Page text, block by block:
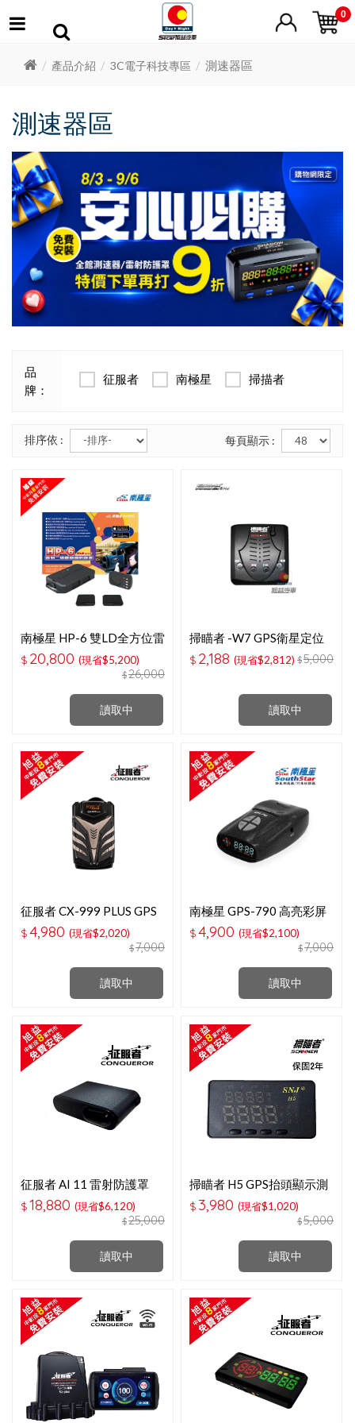
0
產品介紹 3C電子科技專區 測速器區
測速器區
品
牌：
征服者 南極星 掃描者
排序依 : 每頁顯示 :
讀取中
南極星 HP-6 雙LD全方位雷
射二極體無線防護罩
$ 20,800 (現省$5,200)
$26,000
讀取中
掃瞄者 -W7 GPS衛星定位
區間偵測固定點測速器
$ 2,188 (現省$2,812) $5,000
讀取中
征服者 CX-999 PLUS GPS
全頻雷達測速器
$4,980 (現省$2,020)
$7,000
讀取中
南極星 GPS-790 高亮彩屏
一體式全頻測速器
$4,900 (現省$2,100)
$7,000
讀取中
征服者 AI 11 雷射防護罩
$18,880 (現省$6,120)
$25,000
讀取中
掃瞄者 H5 GPS抬頭顯示測
速器(區間測速.科技執法警
示)
$ 3,980 (現省$1,020)
$5,000